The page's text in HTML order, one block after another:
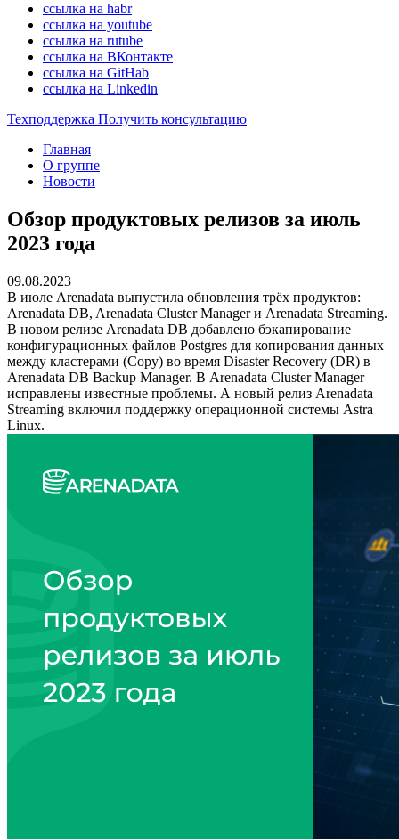
ссылка на habr
ссылка на youtube
ссылка на rutube
ссылка на ВКонтакте
ссылка на GitHab
ссылка на Linkedin
Техподдержка Получить консультацию
Главная
О группе
Новости
Обзор продуктовых релизов за июль
2023 года
09.08.2023
В июле Arenadata выпустила обновления трёх продуктов:
Arenadata DB, Arenadata Cluster Manager и Arenadata Streaming.
В новом релизе Arenadata DB добавлено бэкапирование
конфигурационных файлов Postgres для копирования данных
между кластерами (Copy) во время Disaster Recovery (DR) в
Arenadata DB Backup Manager. В Arenadata Cluster Manager
исправлены известные проблемы. А новый релиз Arenadata
Streaming включил поддержку операционной системы Astra
Linux.